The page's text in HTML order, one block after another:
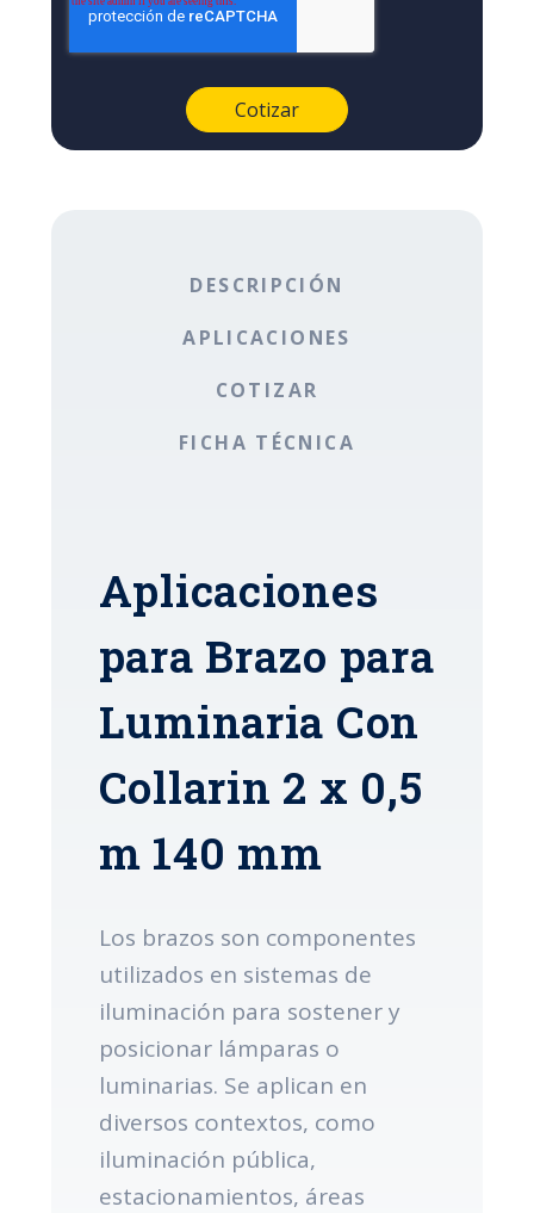
DESCRIPCIÓN
APLICACIONES
COTIZAR
FICHA TÉCNICA
Aplicaciones
para Brazo para
Luminaria Con
Collarin 2 x 0,5
m 140 mm
Los brazos son componentes
utilizados en sistemas de
iluminación para sostener y
posicionar lámparas o
luminarias. Se aplican en
diversos contextos, como
iluminación pública,
estacionamientos, áreas